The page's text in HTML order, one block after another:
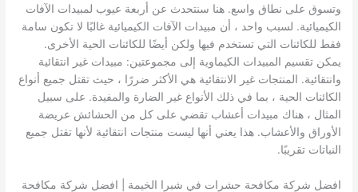
وتسوق على نطاق واسع. هنا سنتحدث عن أربعة عيوب لمبيدات الآفات
الكيميائية. لسبب واحد ، أن مبيدات الآفات الكيميائية غالبًا لا تكون سامة
فقط للكائنات التي تستخدم فيها ولكن أيضًا للكائنات الحية الأخرى.
يمكن تقسيم المبيدات الكيماوية إلى مجموعتين: مبيدات غير انتقائية
وانتقائية. المنتجات غير الانتقائية هي الأكثر ضررًا ، حيث تقتل جميع أنواع
الكائنات الحية ، بما في ذلك الأنواع غير الضارة والمفيدة. على سبيل
المثال ، هناك مبيدات أعشاب تقضي على كل من الحشائش عريضة
الأوراق والأعشاب. هذا يعني أنها ليست منتجات انتقائية لأنها تقتل جميع
النباتات تقريبًا.
افضل شركة مكافحة حشرات في شبرا الخيمة | افضل شركة مكافحة